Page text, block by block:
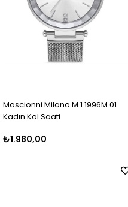
Mascionni Milano M.1.1996M.01
Kadın Kol Saati
₺1.980,00